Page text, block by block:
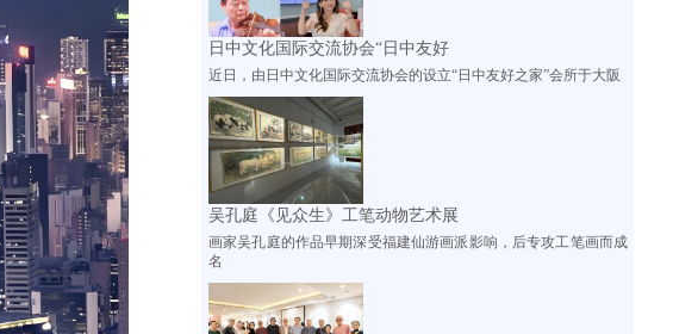
日中文化国际交流协会“日中友好
近日，由日中文化国际交流协会的设立“日中友好之家”会所于大阪
吴孔庭《见众生》工笔动物艺术展
画家吴孔庭的作品早期深受福建仙游画派影响，后专攻工笔画而成
名